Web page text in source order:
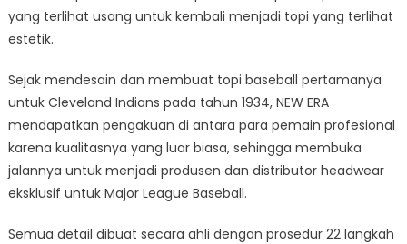
yang terlihat usang untuk kembali menjadi topi yang terlihat
estetik.
Sejak mendesain dan membuat topi baseball pertamanya
untuk Cleveland Indians pada tahun 1934, NEW ERA
mendapatkan pengakuan di antara para pemain profesional
karena kualitasnya yang luar biasa, sehingga membuka
jalannya untuk menjadi produsen dan distributor headwear
eksklusif untuk Major League Baseball.
Semua detail dibuat secara ahli dengan prosedur 22 langkah